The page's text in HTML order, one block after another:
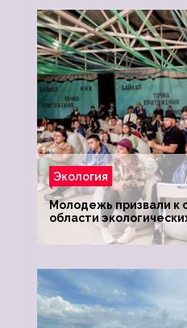
Экология
Молодежь призвали к
области